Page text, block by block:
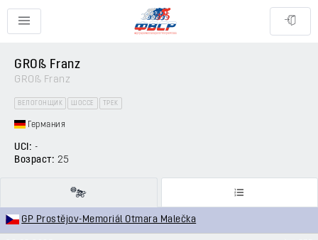
GROß Franz
GROß Franz
ВЕЛОГОНЩИК ШОССЕ ТРЕК
Германия
UCI: -
Возраст: 25
GP Prostějov-Memoriál Otmara Malečka